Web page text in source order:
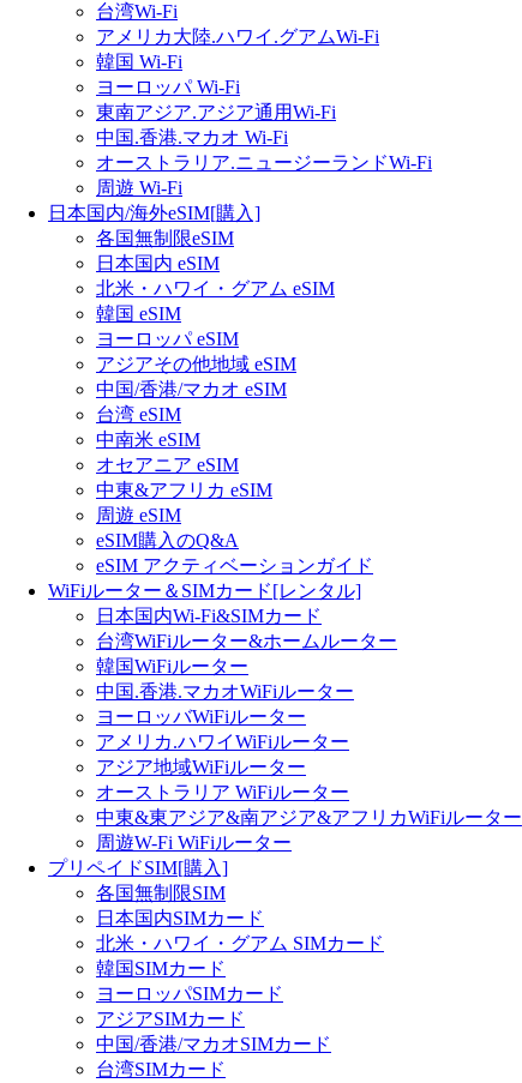
台湾Wi-Fi
アメリカ大陸.ハワイ.グアムWi-Fi
韓国 Wi-Fi
ヨーロッパ Wi-Fi
東南アジア.アジア通用Wi-Fi
中国.香港.マカオ Wi-Fi
オーストラリア.ニュージーランドWi-Fi
周遊 Wi-Fi
日本国内/海外eSIM[購入]
各国無制限eSIM
日本国内 eSIM
北米・ハワイ・グアム eSIM
韓国 eSIM
ヨーロッパ eSIM
アジアその他地域 eSIM
中国/香港/マカオ eSIM
台湾 eSIM
中南米 eSIM
オセアニア eSIM
中東&アフリカ eSIM
周遊 eSIM
eSIM購入のQ&A
eSIM アクティベーションガイド
WiFiルーター＆SIMカード[レンタル]
日本国内Wi-Fi&SIMカード
台湾WiFiルーター&ホームルーター
韓国WiFiルーター
中国.香港.マカオWiFiルーター
ヨーロッバWiFiルーター
アメリカ.ハワイWiFiルーター
アジア地域WiFiルーター
オーストラリア WiFiルーター
中東&東アジア&南アジア&アフリカWiFiルーター
周遊W-Fi WiFiルーター
プリペイドSIM[購入]
各国無制限SIM
日本国内SIMカード
北米・ハワイ・グアム SIMカード
韓国SIMカード
ヨーロッパSIMカード
アジアSIMカード
中国/香港/マカオSIMカード
台湾SIMカード